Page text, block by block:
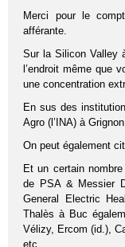
Merci pour le
afférante.
Sur la Silicon Valley
l’endroit même que
une concentration
En sus des
Agro (l’INA) à
On peut également
Et un certain
de PSA & Messier
General Electric
Thalès à Buc
Vélizy, Ercom (id.),
etc.